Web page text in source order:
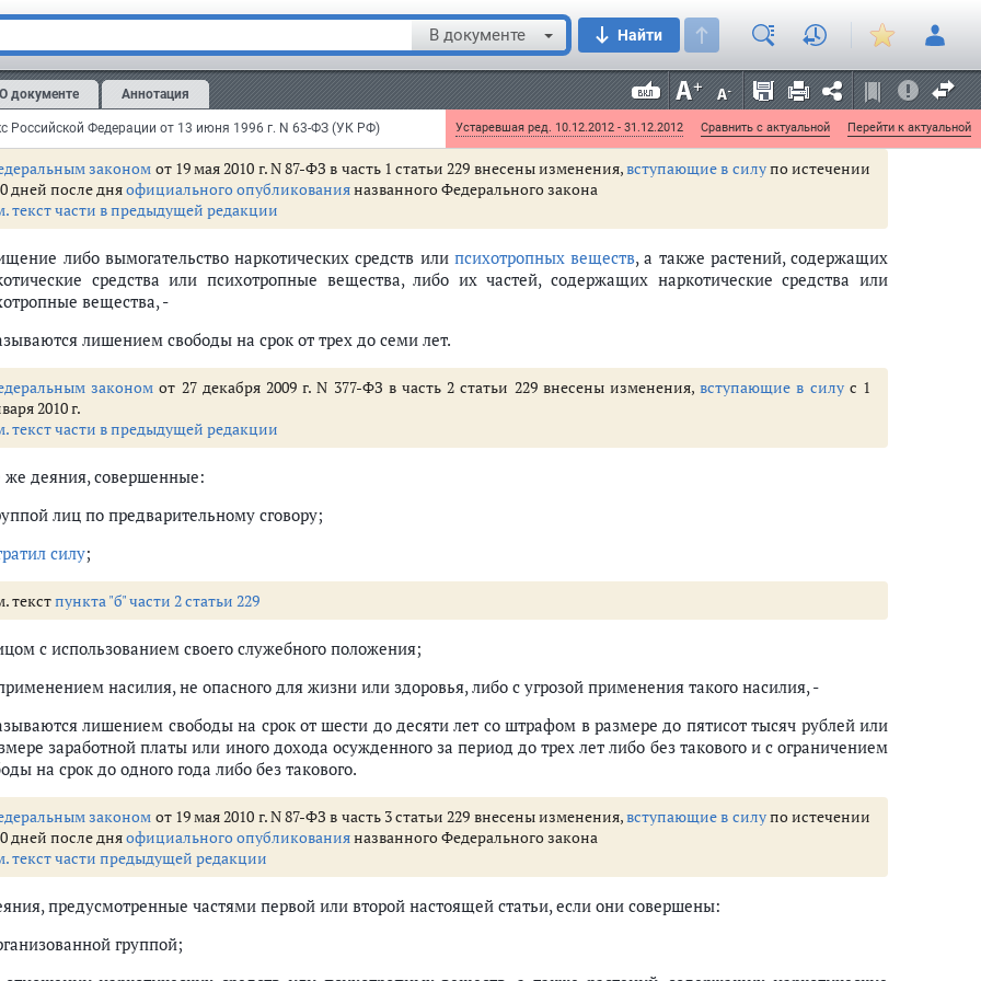
В документе Найти
О документе Аннотация
Российской Федерации от 13 июня 1996 г. N 63-ФЗ (УК РФ) Устаревшая ред. 10.12.2012 - 31.12.2012 Сравнить с актуальной Перейти к актуальной
текст наименования в предыдущей редакции
229.Хищение либо вымогательство наркотических средств или психотропных веществ, а также
содержащих наркотические средства или психотропные вещества, либо их частей, содержащих
средства или психотропные вещества
законом от 19 мая 2010 г. N 87-ФЗ в часть 1 статьи 229 внесены изменения,вступающие в силупо истечении
дней после дняофициального опубликованияназванного Федерального закона
текст части в предыдущей редакции
либо вымогательство наркотических средств или психотропных веществ, а также растений, содержащих
средства или психотропные вещества, либо их частей, содержащих наркотические средства или
вещества, -
лишением свободы на срок от трех до семи лет.
законом от 27 декабря 2009 г. N 377-ФЗ в часть 2 статьи 229 внесены изменения,вступающие в силус 1
2010 г.
текст части в предыдущей редакции
же деяния, совершенные:
лиц по предварительному сговору;
силу;
текстпункта "б" части 2 статьи 229
с использованием своего служебного положения;
насилия, не опасного для жизни или здоровья, либо с угрозой применения такого насилия, -
лишением свободы на срок от шести до десяти лет со штрафом в размере до пятисот тысяч рублей или
заработной платы или иного дохода осужденного за период до трех лет либо без такового и с ограничением
на срок до одного года либо без такового.
законом от 19 мая 2010 г. N 87-ФЗ в часть 3 статьи 229 внесены изменения,вступающие в силупо истечении
дней после дняофициального опубликованияназванного Федерального закона
текст части предыдущей редакции
предусмотренные частями первой или второй настоящей статьи, если они совершены:
группой;